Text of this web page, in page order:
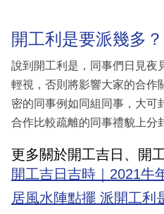
開工利是要派幾多？
說到開工利是，同事們日見夜
輕視，否則將影響大家的合作
密的同事例如同組同事，大可
合作比較疏離的同事禮貌上分
更多關於開工吉日、開
開工吉日吉時｜2021牛
居風水陣點擺 派開工利